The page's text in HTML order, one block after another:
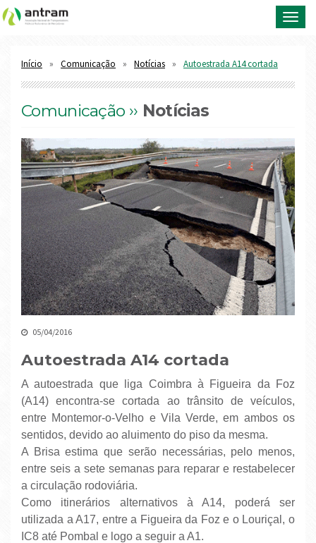
Início Comunicação Notícias Autoestrada A14 cortada
Comunicação ›› Notícias
05/04/2016
Autoestrada A14 cortada
A autoestrada que liga Coimbra à Figueira da Foz
(A14) encontra-se cortada ao trânsito de veículos,
entre Montemor-o-Velho e Vila Verde, em ambos os
sentidos, devido ao aluimento do piso da mesma.
A Brisa estima que serão necessárias, pelo menos,
entre seis a sete semanas para reparar e restabelecer
a circulação rodoviária.
Como itinerários alternativos à A14, poderá ser
utilizada a A17, entre a Figueira da Foz e o Louriçal, o
IC8 até Pombal e logo a seguir a A1.